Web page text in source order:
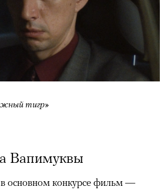
тигр»
Вапимуквы
основном конкурсе фильм —